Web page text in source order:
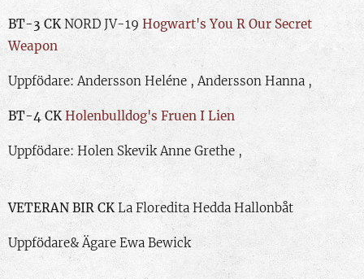
BT-3 CK NORD JV-19 Hogwart's You R Our Secret
Weapon
Uppfödare: Andersson Heléne , Andersson Hanna ,
BT-4 CK Holenbulldog's Fruen I Lien
Uppfödare: Holen Skevik Anne Grethe ,
VETERAN BIR CK La Floredita Hedda Hallonbåt
Uppfödare& Ägare Ewa Bewick